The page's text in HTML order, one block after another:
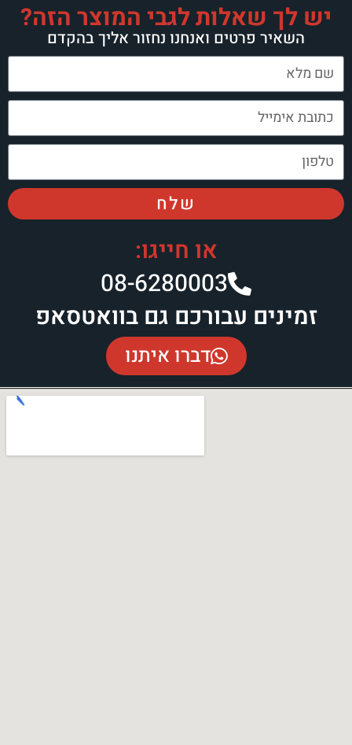
יש לך שאלות לגבי המוצר הזה?
השאיר פרטים ואנחנו נחזור אליך בהקדם
שלח
או חייגו:
08-6280003​
זמינים עבורכם גם בוואטסאפ
דברו איתנו